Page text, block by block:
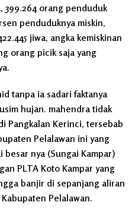
399.264 orang penduduk
penduduknya miskin,
jiwa, angka kemiskinan
orang picik saja yang
tanpa ia sadari faktanya
hujan. mahendra tidak
Pangkalan Kerinci, tersebab
Pelalawan ini yang
nya (Sungai Kampar)
PLTA Koto Kampar yang
banjir di sepanjang aliran
Pelalawan.